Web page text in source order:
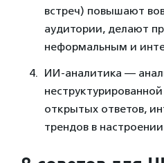
встреч) повышают
аудитории, делают
неформальным и
ИИ-аналитика —
открытых ответов,
трендов в